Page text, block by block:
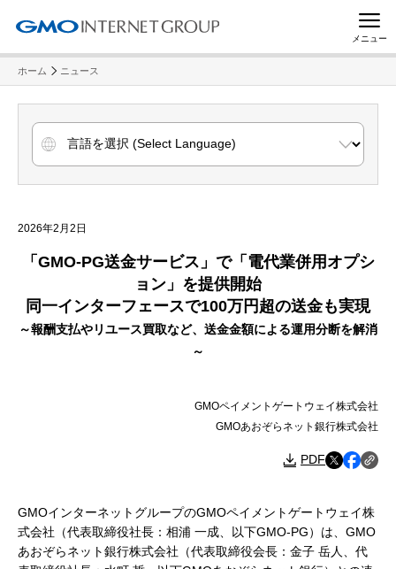
メニュー
ホーム ニュース
2026年2月2日
「GMO-PG送金サービス」で「電代業併用オプシ
ョン」を提供開始
同一インターフェースで100万円超の送金も実現
～報酬支払やリユース買取など、送金金額による運用分断を解消
～
GMOペイメントゲートウェイ株式会社
GMOあおぞらネット銀行株式会社
PDF
GMOインターネットグループのGMOペイメントゲートウェイ株
式会社（代表取締役社長：相浦 一成、以下GMO-PG）は、GMO
あおぞらネット銀行株式会社（代表取締役会長：金子 岳人、代